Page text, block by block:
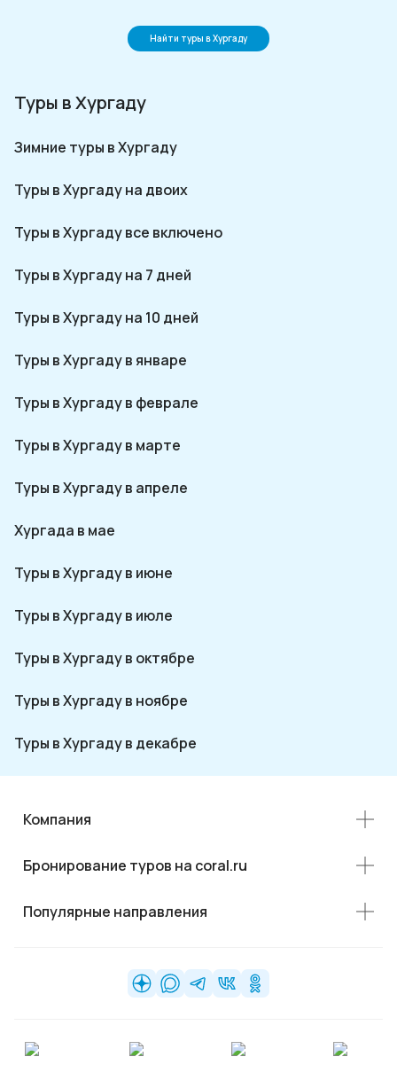
Найти туры в Хургаду
Туры в Хургаду
Зимние туры в Хургаду
Туры в Хургаду на двоих
Туры в Хургаду все включено
Туры в Хургаду на 7 дней
Туры в Хургаду на 10 дней
Туры в Хургаду в январе
Туры в Хургаду в феврале
Туры в Хургаду в марте
Туры в Хургаду в апреле
Хургада в мае
Туры в Хургаду в июне
Туры в Хургаду в июле
Туры в Хургаду в октябре
Туры в Хургаду в ноябре
Туры в Хургаду в декабре
Компания
Бронирование туров на coral.ru
Популярные направления